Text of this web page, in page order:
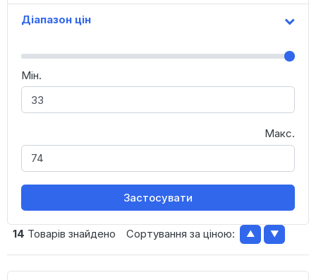
Діапазон цін
Мін.
Макс.
Застосувати
14 Товарів знайдено Сортування за ціною: ▲ ▼